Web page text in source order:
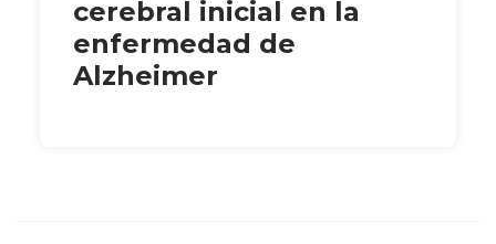
cerebral inicial en la
enfermedad de
Alzheimer